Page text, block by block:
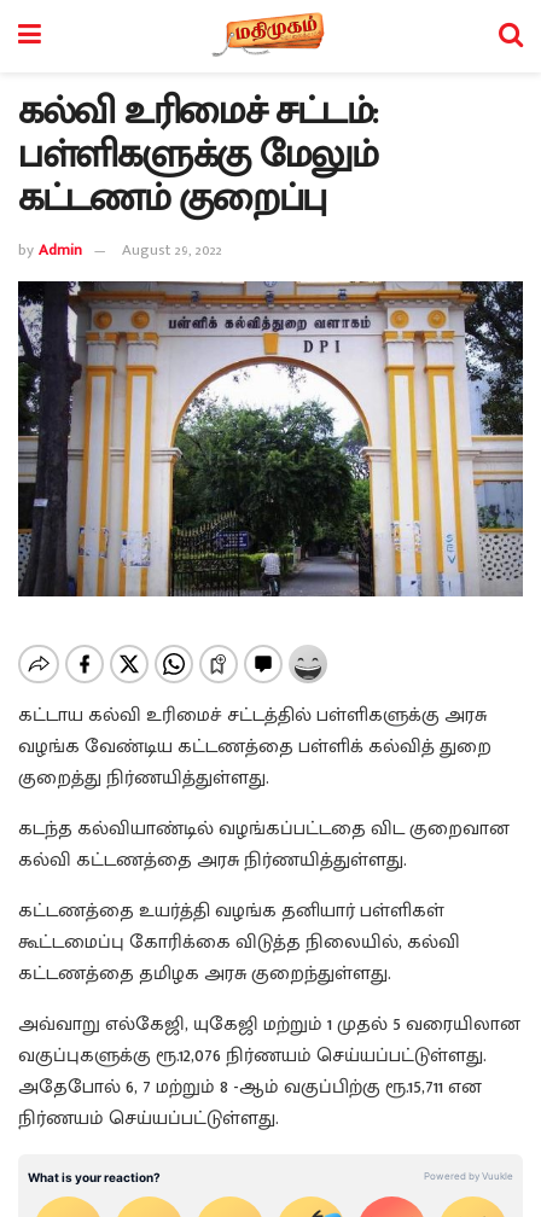
கல்வி உரிமைச் சட்டம்:
பள்ளிகளுக்கு மேலும்
கட்டணம் குறைப்பு
byAdmin August 29, 2022
கட்டாய கல்வி உரிமைச் சட்டத்தில் பள்ளிகளுக்கு அரசு
வழங்க வேண்டிய கட்டணத்தை பள்ளிக் கல்வித் துறை
குறைத்து நிர்ணயித்துள்ளது.
கடந்த கல்வியாண்டில் வழங்கப்பட்டதை விட குறைவான
கல்வி கட்டணத்தை அரசு நிர்ணயித்துள்ளது.
கட்டணத்தை உயர்த்தி வழங்க தனியார் பள்ளிகள்
கூட்டமைப்பு கோரிக்கை விடுத்த நிலையில், கல்வி
கட்டணத்தை தமிழக அரசு குறைந்துள்ளது.
அவ்வாறு எல்கேஜி, யுகேஜி மற்றும் 1 முதல் 5 வரையிலான
வகுப்புகளுக்கு ரூ.12,076 நிர்ணயம் செய்யப்பட்டுள்ளது.
அதேபோல் 6, 7 மற்றும் 8 -ஆம் வகுப்பிற்கு ரூ.15,711 என
நிர்ணயம் செய்யப்பட்டுள்ளது.